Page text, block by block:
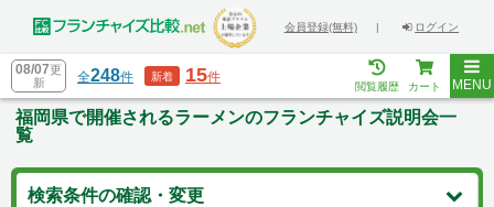
会員登録(無料) | ログイン
08/07更
新
全248件 新着 15件
閲覧履歴 カート MENU
福岡県で開催されるラーメンのフランチャイズ説明会一
覧
検索条件の確認・変更